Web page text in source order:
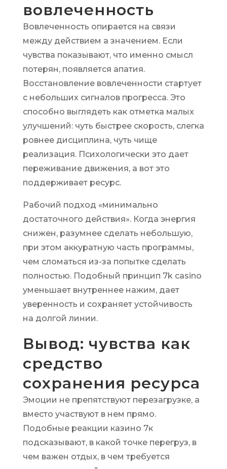
вовлеченность
Вовлеченность опирается на связи
между действием а значением. Если
чувства показывают, что именно смысл
потерян, появляется апатия.
Восстановление вовлеченности стартует
с небольших сигналов прогресса. Это
способно выглядеть как отметка малых
улучшений: чуть быстрее скорость, слегка
ровнее дисциплина, чуть чище
реализация. Психологически это дает
переживание движения, а вот это
поддерживает ресурс.
Рабочий подход «минимально
достаточного действия». Когда энергия
снижен, разумнее сделать небольшую,
при этом аккуратную часть программы,
чем сломаться из-за попытке сделать
полностью. Подобный принцип 7k casino
уменьшает внутреннее нажим, дает
уверенность и сохраняет устойчивость
на долгой линии.
Вывод: чувства как
средство
сохранения ресурса
Эмоции не препятствуют перезагрузке, а
вместо участвуют в нем прямо.
Подобные реакции казино 7к
подсказывают, в какой точке перегруз, в
чем важен отдых, в чем требуется